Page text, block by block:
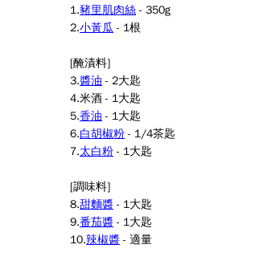
1.豬里肌肉絲 - 350g
2.小黃瓜 - 1根
[醃漬料]
3.醬油 - 2大匙
4.米酒 - 1大匙
5.香油 - 1大匙
6.白胡椒粉 - 1/4茶匙
7.太白粉 - 1大匙
[調味料]
8.甜麵醬 - 1大匙
9.番茄醬 - 1大匙
10.辣椒醬 - 適量